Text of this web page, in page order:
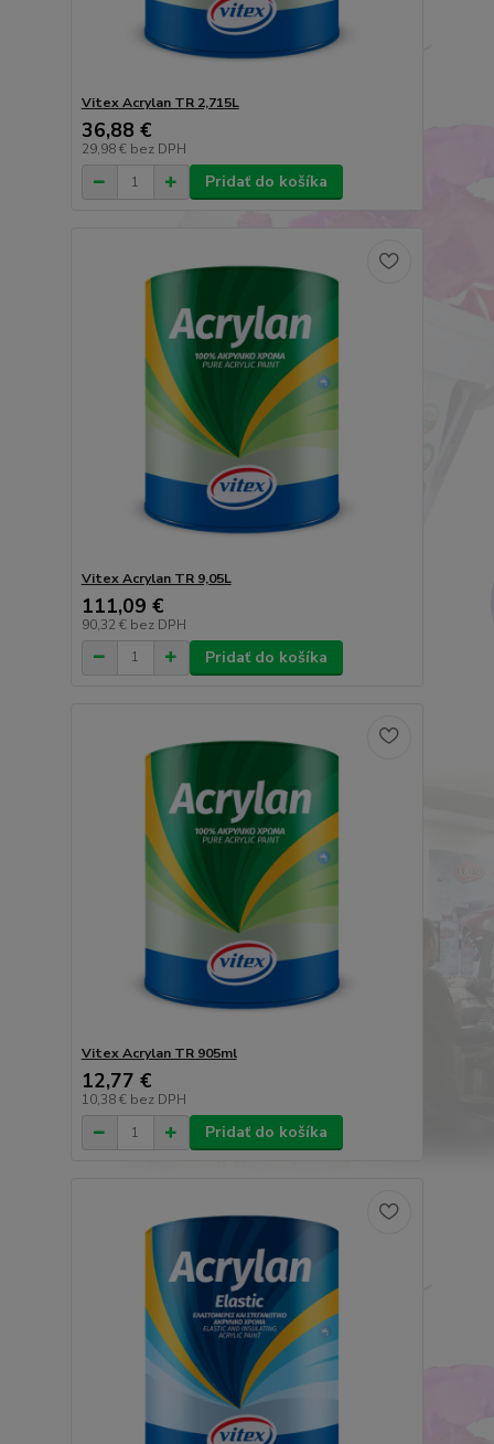
Vitex Acrylan TR 2,715L
36,88 €
29,98 € bez DPH
Pridať do košíka
Vitex Acrylan TR 9,05L
111,09 €
90,32 € bez DPH
Pridať do košíka
Vitex Acrylan TR 905ml
12,77 €
10,38 € bez DPH
Pridať do košíka